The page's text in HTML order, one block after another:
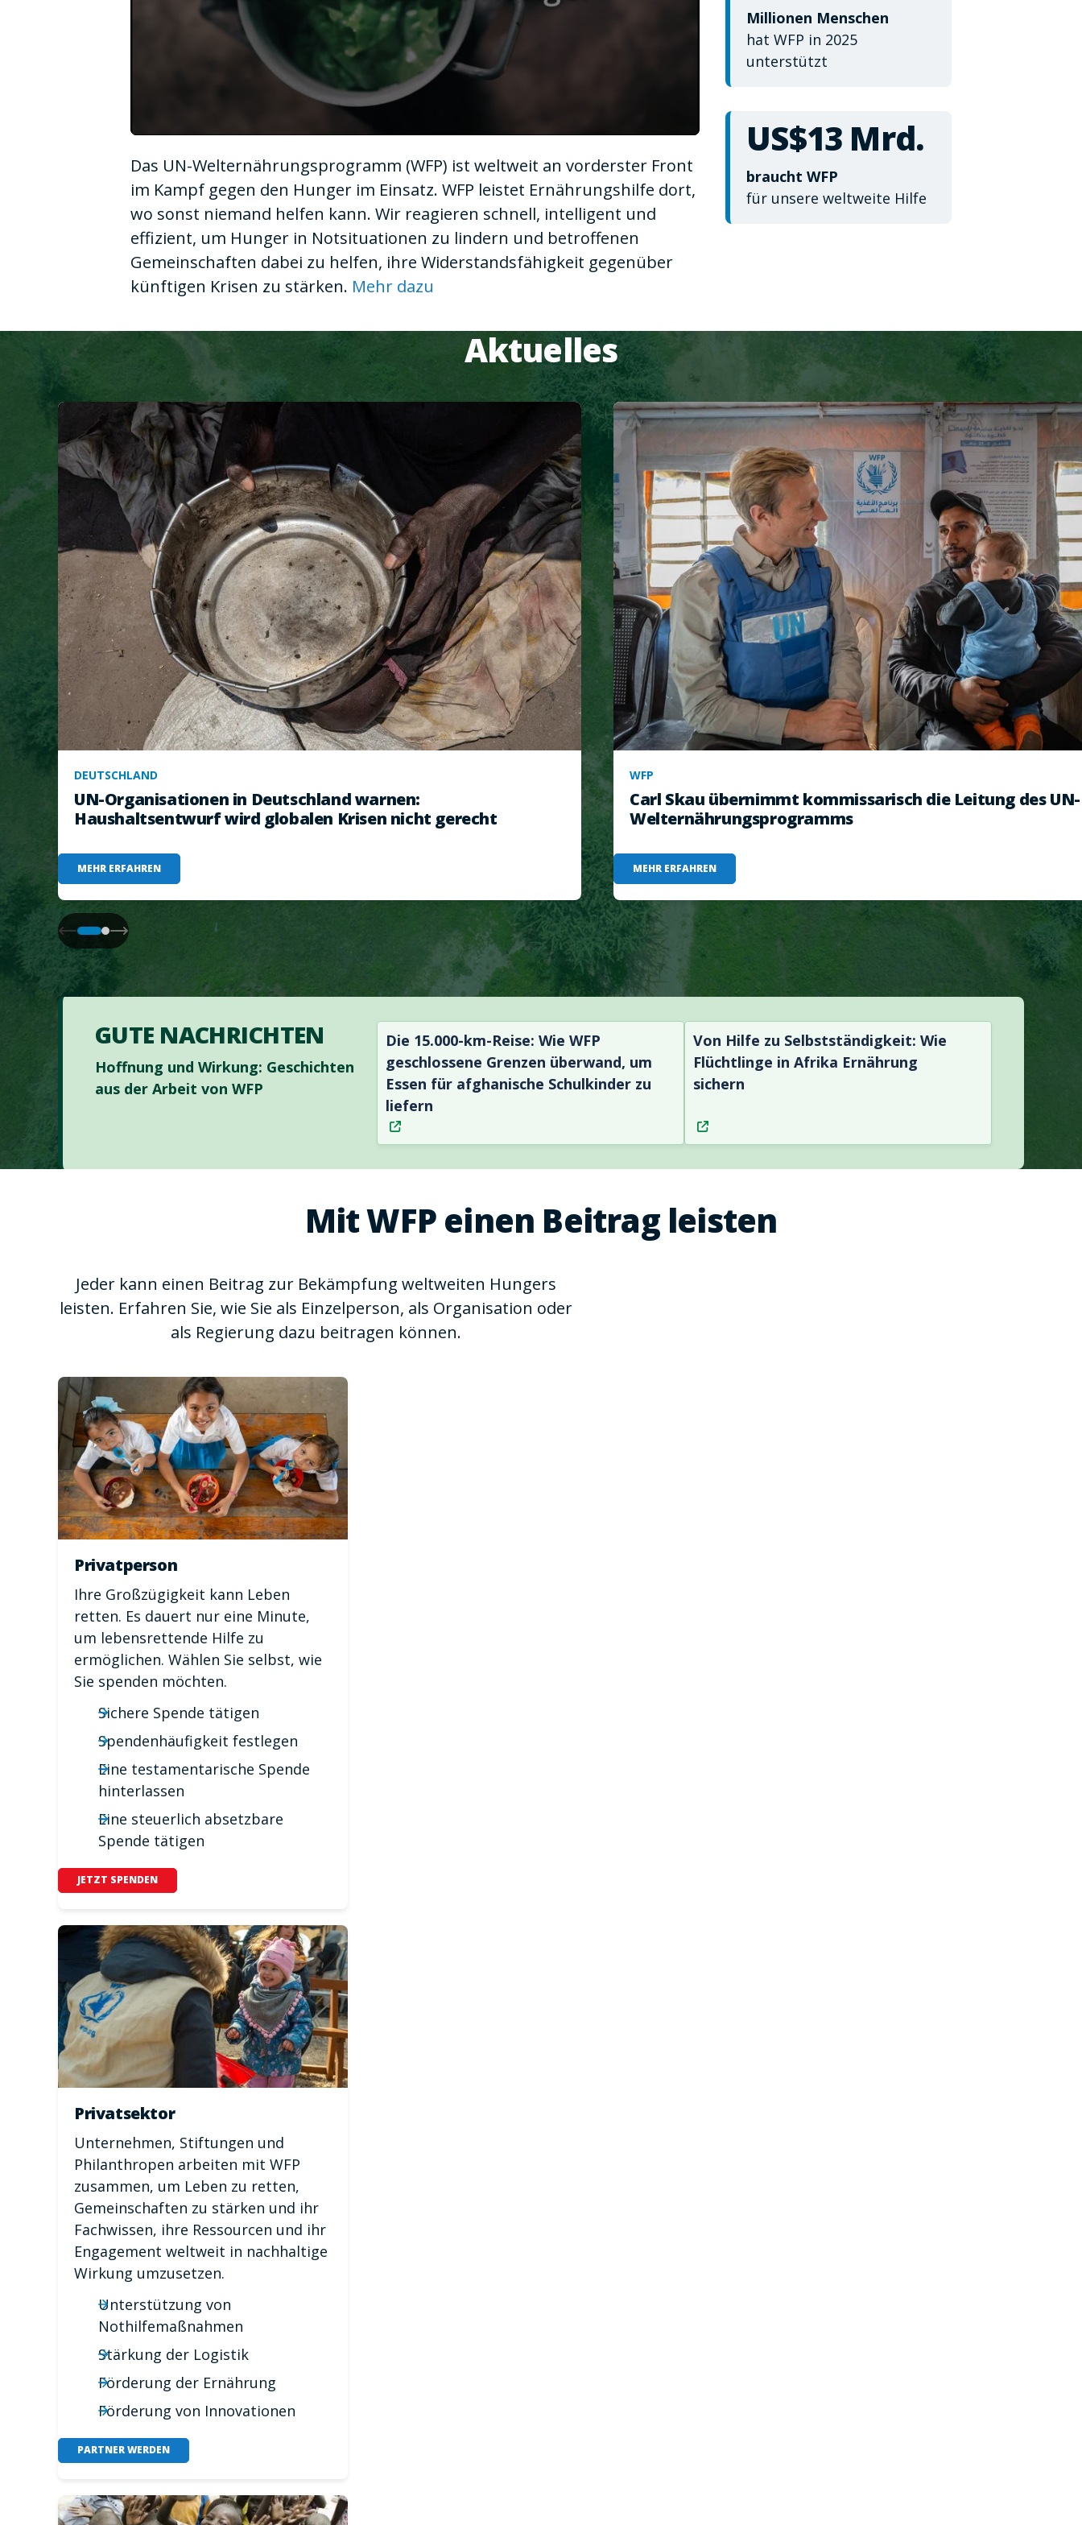
of
minute,
secondsVolume
90%
Das UN-Welternährungsprogramm (WFP) ist weltweit an vorderster Front
im Kampf gegen den Hunger im Einsatz. WFP leistet Ernährungshilfe dort,
wo sonst niemand helfen kann. Wir reagieren schnell, intelligent und
effizient, um Hunger in Notsituationen zu lindern und betroffenen
Gemeinschaften dabei zu helfen, ihre Widerstandsfähigkeit gegenüber
künftigen Krisen zu stärken. Mehr dazu
Millionen Menschen
hat WFP in 2025
unterstützt
US$13 Mrd.
braucht WFP
für unsere weltweite Hilfe
Aktuelles
DEUTSCHLAND
UN-Organisationen in Deutschland warnen:
Haushaltsentwurf wird globalen Krisen nicht gerecht
MEHR ERFAHREN
WFP
Carl Skau übernimmt kommissarisch die Leitung des UN-
Welternährungsprogramms
MEHR ERFAHREN
GUTE NACHRICHTEN
Hoffnung und Wirkung: Geschichten
aus der Arbeit von WFP
Die 15.000-km-Reise: Wie WFP
geschlossene Grenzen überwand, um
Essen für afghanische Schulkinder zu
liefern
Von Hilfe zu Selbstständigkeit: Wie
Flüchtlinge in Afrika Ernährung
sichern
Mit WFP einen Beitrag leisten
Jeder kann einen Beitrag zur Bekämpfung weltweiten Hungers
leisten. Erfahren Sie, wie Sie als Einzelperson, als Organisation oder
als Regierung dazu beitragen können.
Privatperson
Ihre Großzügigkeit kann Leben
retten. Es dauert nur eine Minute,
um lebensrettende Hilfe zu
ermöglichen. Wählen Sie selbst, wie
Sie spenden möchten.
Sichere Spende tätigen
Spendenhäufigkeit festlegen
Eine testamentarische Spende
hinterlassen
Eine steuerlich absetzbare
Spende tätigen
JETZT SPENDEN
Privatsektor
Unternehmen, Stiftungen und
Philanthropen arbeiten mit WFP
zusammen, um Leben zu retten,
Gemeinschaften zu stärken und ihr
Fachwissen, ihre Ressourcen und ihr
Engagement weltweit in nachhaltige
Wirkung umzusetzen.
Unterstützung von
Nothilfemaßnahmen
Stärkung der Logistik
Förderung der Ernährung
Förderung von Innovationen
PARTNER WERDEN